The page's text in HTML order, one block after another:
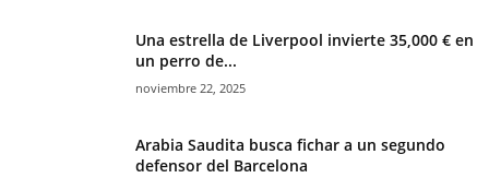
Una estrella de Liverpool invierte 35,000 € en
un perro de...
noviembre 22, 2025
Arabia Saudita busca fichar a un segundo
defensor del Barcelona